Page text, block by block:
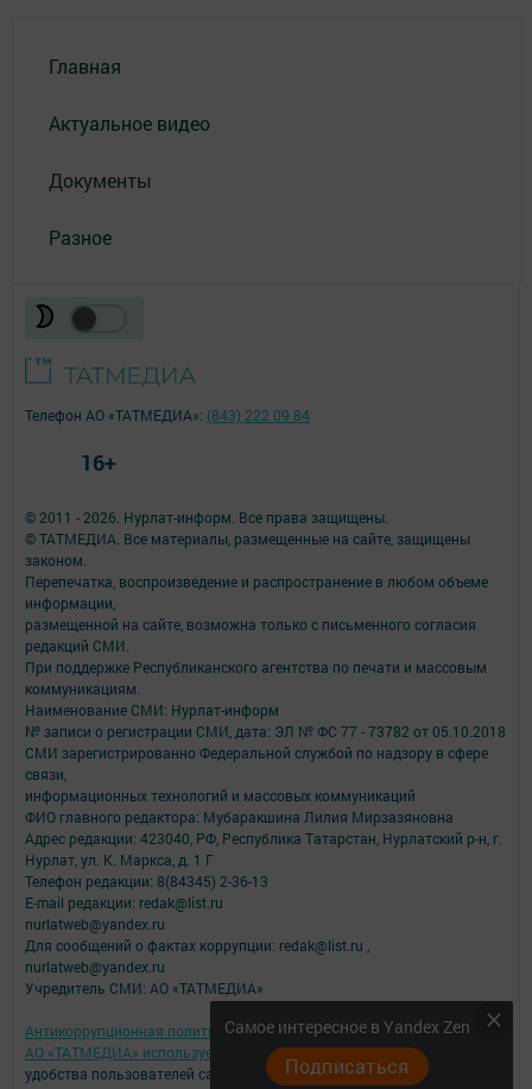
Главная
Актуальное видео
Документы
Разное
Самое интересное в Yandex Zen
Подписаться
© 2011 - 2026. Нурлат-⁠информ. Все права защищены.
© ТАТМЕДИА. Все материалы, размещенные на сайте, защищены
законом.
Перепечатка, воспроизведение и распространение в любом объеме
информации,
размещенной на сайте, возможна только с письменного согласия
редакций СМИ.
При поддержке Республиканского агентства по печати и массовым
коммуникациям.
Наименование СМИ: Нурлат-⁠информ
№ записи о регистрации СМИ, дата: ЭЛ № ФС 77 -⁠ 73782 от 05.10.2018
СМИ зарегистрированно Федеральной службой по надзору в сфере
связи,
информационных технологий и массовых коммуникаций
ФИО главного редактора: Мубаракшина Лилия Мирзазяновна
Адрес редакции: 423040, РФ, Республика Татарстан, Нурлатский р-н, г.
Нурлат, ул. К. Маркса, д. 1 Г
Телефон редакции: 8(84345) 2-36-13
E-mail редакции: redak@list.ru
nurlatweb@yandex.ru
Для сообщений о фактах коррупции: redak@list.ru ,
nurlatweb@yandex.ru
Учредитель СМИ: АО «ТАТМЕДИА»
Антикоррупционная политика
АО «ТАТМЕДИА» использует «cookie»для персонализации сервисов и
удобства пользователей сайтом.
Телефон АО «ТАТМЕДИА»: (843) 222 09 84
16+